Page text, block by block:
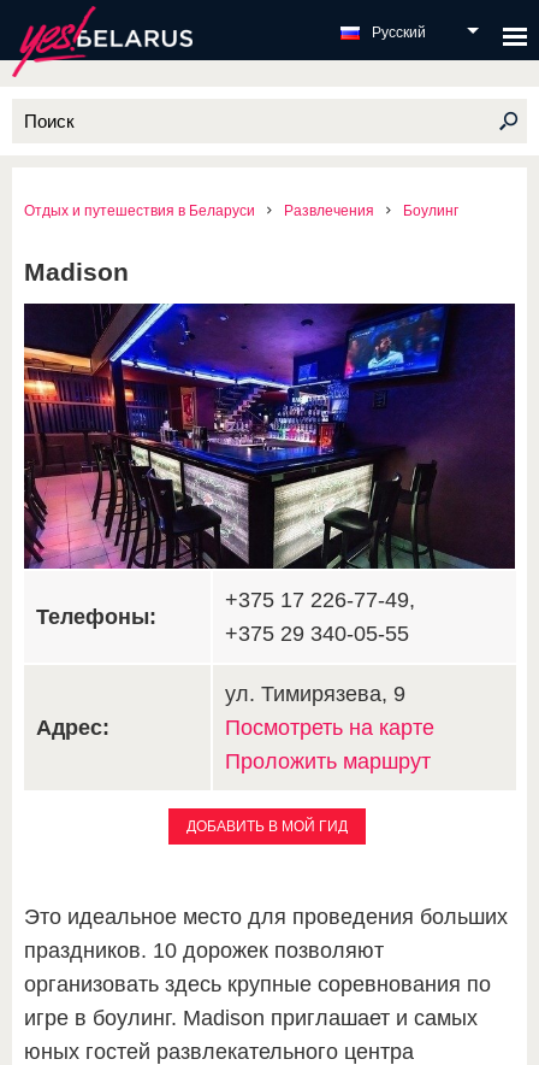
Русский
Отдых и путешествия в Беларуси Развлечения Боулинг
Madison
Телефоны:
+375 17 226-77-49,
+375 29 340-05-55
Адрес:
ул. Тимирязева, 9
Посмотреть на карте
Проложить маршрут
ДОБАВИТЬ В МОЙ ГИД
Это идеальное место для проведения больших
праздников. 10 дорожек позволяют
организовать здесь крупные соревнования по
игре в боулинг. Madison приглашает и самых
юных гостей развлекательного центра